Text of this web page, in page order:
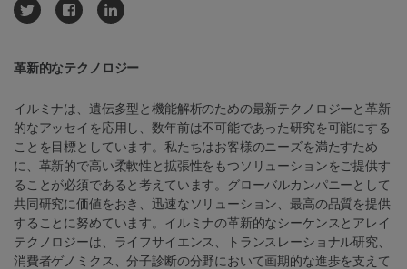
革新的なテクノロジー
イルミナは、遺伝多型と機能解析のための最新テクノロジーと革新
的なアッセイを応用し、数年前は不可能であった研究を可能にする
ことを目標としています。私たちはお客様のニーズを満たすため
に、革新的で高い柔軟性と拡張性をもつソリューションをご提供す
ることが必須であると考えています。グローバルカンパニーとして
共同研究に価値をおき、迅速なソリューション、最高の品質を提供
することに努めています。イルミナの革新的なシーケンスとアレイ
テクノロジーは、ライフサイエンス、トランスレーショナル研究、
消費者ゲノミクス、分子診断の分野において画期的な進歩を支えて